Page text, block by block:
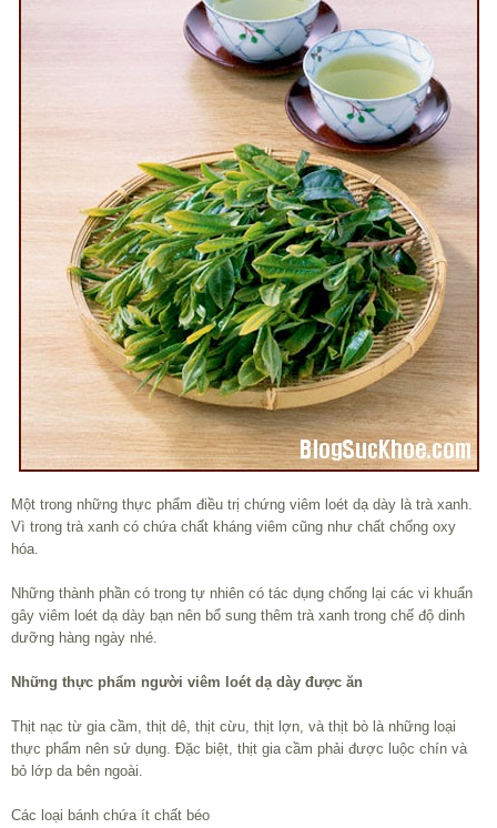
Một trong những thực phẩm điều trị chứng viêm loét dạ dày là trà xanh.
Vì trong trà xanh có chứa chất kháng viêm cũng như chất chống oxy
hóa.
Những thành phần có trong tự nhiên có tác dụng chống lại các vi khuẩn
gây viêm loét dạ dày bạn nên bổ sung thêm trà xanh trong chế độ dinh
dưỡng hàng ngày nhé.
Những thực phẩm người viêm loét dạ dày được ăn
Thịt nạc từ gia cầm, thịt dê, thịt cừu, thịt lợn, và thịt bò là những loại
thực phẩm nên sử dụng. Đặc biệt, thịt gia cầm phải được luộc chín và
bỏ lớp da bên ngoài.
Các loại bánh chứa ít chất béo